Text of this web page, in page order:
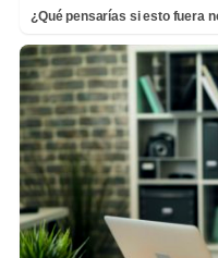
¿Qué pensarías si esto fuera